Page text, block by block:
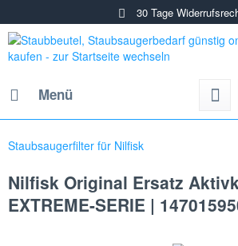
30 Tage
Menü
Staubsaugerfilter für Nilfisk
Nilfisk Original Ersatz
EXTREME-SERIE |